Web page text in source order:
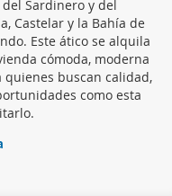
Sardinero y del
Castelar y la Bahía de
Este ático se alquila
cómoda, moderna
buscan calidad,
como esta